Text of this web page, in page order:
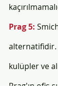
Prag 5:
alternatifidir.
kulüpler ve
Prag'ın ofis